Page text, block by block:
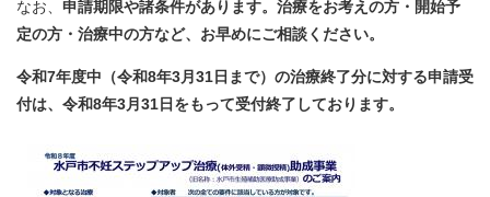
なお、 申請期限や諸条件があります。治療をお考えの方・開始予
定の方・治療中の方など、お早めにご相談ください。
令和7年度中（令和8年3月31日まで）の治療終了分に対する申請受
付は、令和8年3月31日をもって受付終了しております。